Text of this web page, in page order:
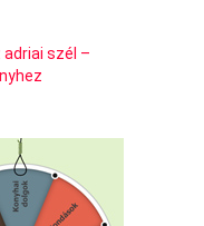
adriai szél –